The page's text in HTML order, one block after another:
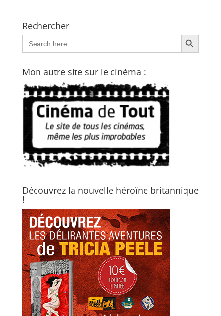
Rechercher
Search
for:
Search Button
Mon autre site sur le cinéma :
Découvrez la nouvelle héroïne britannique
!